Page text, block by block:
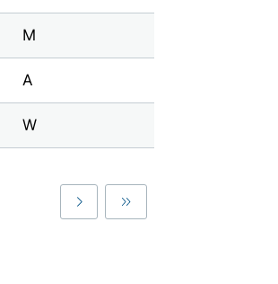
M
A
W
Last Last